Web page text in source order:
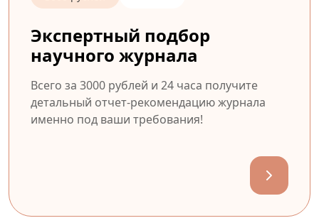
Экспертный подбор
научного журнала
Всего за 3000 рублей и 24 часа получите
детальный отчет-рекомендацию журнала
именно под ваши требования!